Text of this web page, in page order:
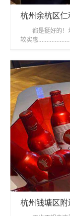
都是挺好的！地
较实惠